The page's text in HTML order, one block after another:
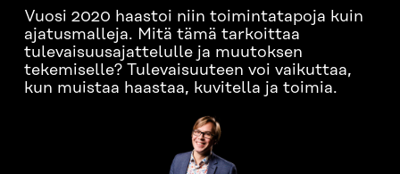
Vuosi 2020 haastoi niin toimintatapoja kuin
ajatusmalleja. Mitä tämä tarkoittaa
tulevaisuusajattelulle ja muutoksen
tekemiselle? Tulevaisuuteen voi vaikuttaa,
kun muistaa haastaa, kuvitella ja toimia.